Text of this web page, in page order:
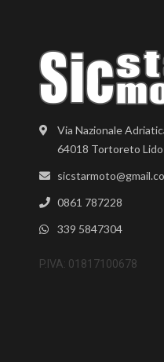
Via Nazionale
64018 Tortoreto Lido
0861 787228
339 5847304
P.IVA: 01817100678